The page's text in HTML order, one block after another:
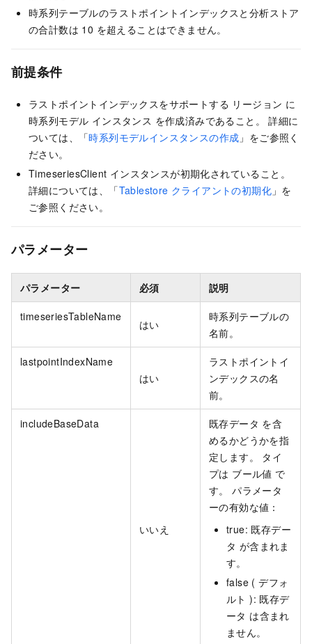
時系列テーブルのラストポイントインデックスと分析ストア
の合計数は 10 を超えることはできません。
前提条件
ラストポイントインデックスをサポートする リージョン に
時系列モデル インスタンス を作成済みであること。 詳細に
ついては、「時系列モデルインスタンスの作成 」をご参照く
ださい。
TimeseriesClient インスタンスが初期化されていること。
詳細については、「Tablestore クライアントの初期化 」を
ご参照ください。
パラメーター
パラメーター 必須 説明
timeseriesTableName
はい
時系列テーブルの
名前。
lastpointIndexName
はい
ラストポイントイ
ンデックスの名
前。
includeBaseData
いいえ
既存データ を含
めるかどうかを指
定します。 タイ
プは ブール値 で
す。 パラメータ
ーの有効な値：
true: 既存デー
タ が含まれま
す。
false ( デフォ
ルト ): 既存デ
ータ は含まれ
ません。